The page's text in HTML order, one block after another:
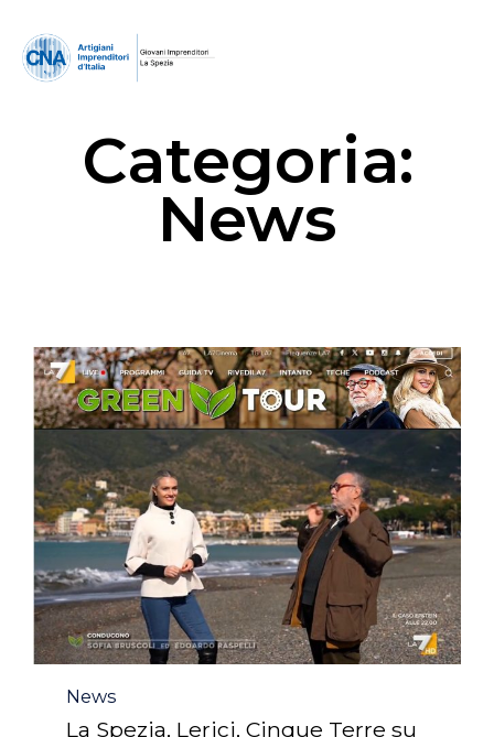
Categoria:
News
Category
News
La Spezia, Lerici, Cinque Terre su